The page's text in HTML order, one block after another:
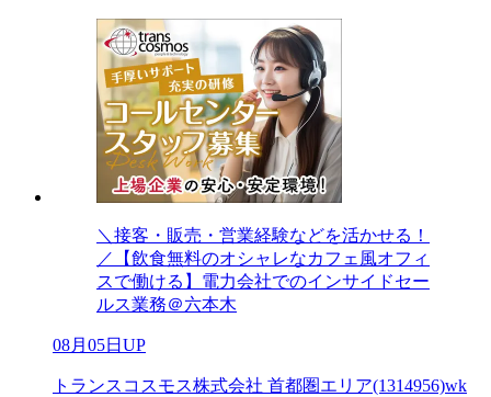
＼接客・販売・営業経験などを活かせる！
／【飲食無料のオシャレなカフェ風オフィ
スで働ける】電力会社でのインサイドセー
ルス業務＠六本木
08月05日UP
トランスコスモス株式会社 首都圏エリア(1314956)wk